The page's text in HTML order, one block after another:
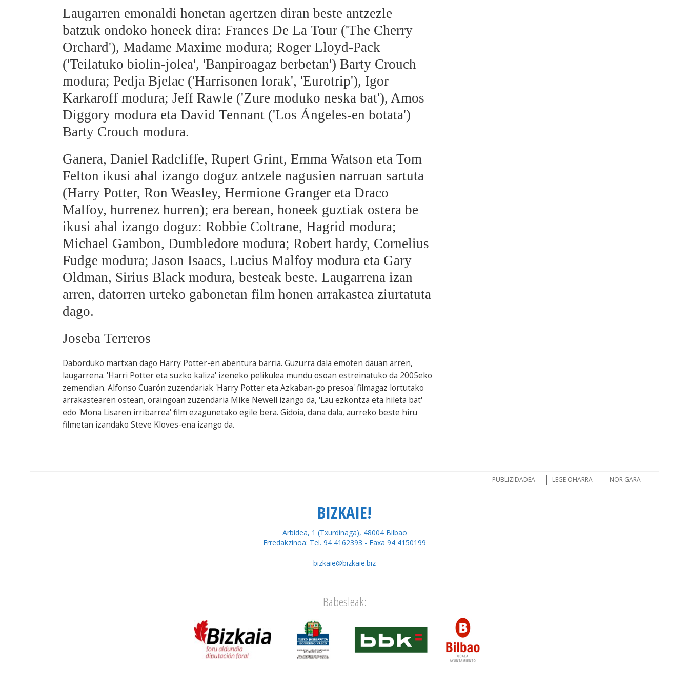
Laugarren emonaldi honetan agertzen diran beste antzezle
batzuk ondoko honeek dira: Frances De La Tour ('The Cherry
Orchard'), Madame Maxime modura; Roger Lloyd-Pack
('Teilatuko biolin-jolea', 'Banpiroagaz berbetan') Barty Crouch
modura; Pedja Bjelac ('Harrisonen lorak', 'Eurotrip'), Igor
Karkaroff modura; Jeff Rawle ('Zure moduko neska bat'), Amos
Diggory modura eta David Tennant ('Los Ángeles-en botata')
Barty Crouch modura.
Ganera, Daniel Radcliffe, Rupert Grint, Emma Watson eta Tom
Felton ikusi ahal izango doguz antzele nagusien narruan sartuta
(Harry Potter, Ron Weasley, Hermione Granger eta Draco
Malfoy, hurrenez hurren); era berean, honeek guztiak ostera be
ikusi ahal izango doguz: Robbie Coltrane, Hagrid modura;
Michael Gambon, Dumbledore modura; Robert hardy, Cornelius
Fudge modura; Jason Isaacs, Lucius Malfoy modura eta Gary
Oldman, Sirius Black modura, besteak beste. Laugarrena izan
arren, datorren urteko gabonetan film honen arrakastea ziurtatuta
dago.
Joseba Terreros
Daborduko martxan dago Harry Potter-en abentura barria. Guzurra dala emoten dauan arren,
laugarrena. 'Harri Potter eta suzko kaliza' izeneko pelikulea mundu osoan estreinatuko da 2005eko
zemendian. Alfonso Cuarón zuzendariak 'Harry Potter eta Azkaban-go presoa' filmagaz lortutako
arrakastearen ostean, oraingoan zuzendaria Mike Newell izango da, 'Lau ezkontza eta hileta bat'
edo 'Mona Lisaren irribarrea' film ezagunetako egile bera. Gidoia, dana dala, aurreko beste hiru
filmetan izandako Steve Kloves-ena izango da.
NOR GARA
LEGE OHARRA
PUBLIZIDADEA
BIZKAIE!
Arbidea, 1 (Txurdinaga), 48004 Bilbao
Erredakzinoa: Tel. 94 4162393 - Faxa 94 4150199
bizkaie@bizkaie.biz
Babesleak: